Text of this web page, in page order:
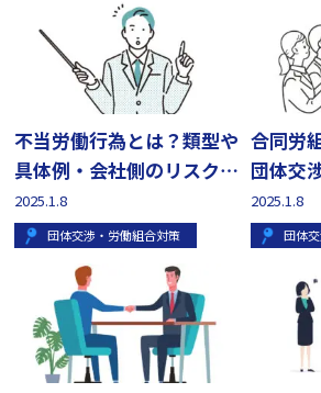
不当労働行為とは？類型や
具体例・会社側のリスクを
わかりやすく解説
2025.1.8
団体交渉・労働組合対策
合同労
団体交
ら？
2025.1.8
団体